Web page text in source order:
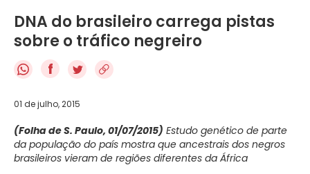
DNA do brasileiro carrega pistas
sobre o tráfico negreiro
f
01 de julho, 2015
(Folha de S. Paulo, 01/07/2015) Estudo genético de parte
da população do país mostra que ancestrais dos negros
brasileiros vieram de regiões diferentes da África